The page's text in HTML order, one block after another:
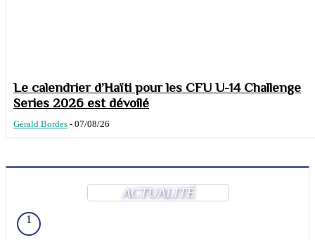
Le calendrier d’Haïti pour les CFU U-14 Challenge
Series 2026 est dévoilé
Gérald Bordes - 07/08/26
ACTUALITÉ
1